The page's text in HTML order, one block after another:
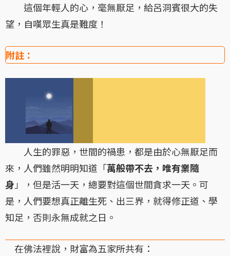
這個年輕人的心，毫無厭足，給呂洞賓很大的失
望，自嘆眾生真是難度！
附註：
人生的罪惡，世間的禍患，都是由於心無厭足而
來，人們雖然明明知道「萬般帶不去，唯有業隨
身 」，但是活一天，總要對這個世間貪求一天。可
是，人們要想真正離生死、出三界，就得修正道、學
知足，否則永無成就之日。
在佛法裡說，財富為五家所共有：